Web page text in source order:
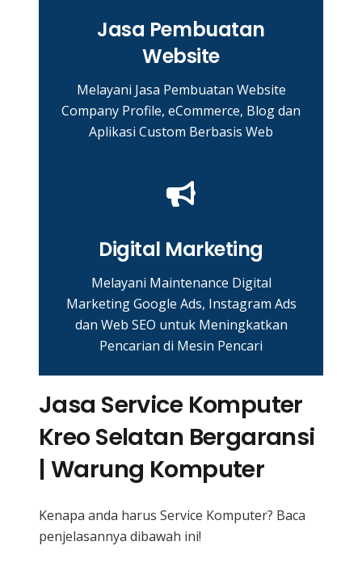
Jasa Pembuatan
Website
Melayani Jasa Pembuatan Website
Company Profile, eCommerce, Blog dan
Aplikasi Custom Berbasis Web
Digital Marketing
Melayani Maintenance Digital
Marketing Google Ads, Instagram Ads
dan Web SEO untuk Meningkatkan
Pencarian di Mesin Pencari
Jasa Service Komputer
Kreo Selatan Bergaransi
| Warung Komputer
Kenapa anda harus Service Komputer? Baca
penjelasannya dibawah ini!